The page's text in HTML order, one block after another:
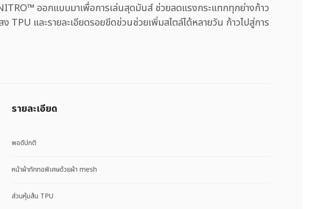
ออกแบบมาเพื่อการเล่นสุดมันส์ ช่วยลดแรงกระแทกทุกย่างก้าว
และรายละเอียดรอยขีดข่วนช่วยเพิ่มสไตล์ได้หลายวัน ก้าวไปสู่การ
รายละเอียด
พอดีปกติ
หน้าผ้าทักทอพิเศษด้วยผ้า mesh
ส่วนหุ้มส้น TPU